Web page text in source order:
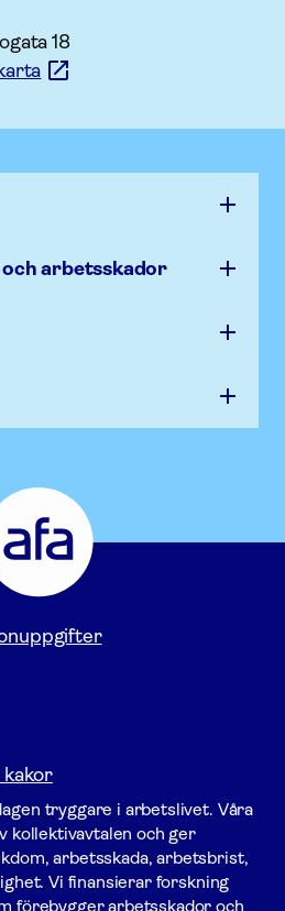
18
och arbets­skador
kakor
tryggare i arbetslivet. Våra
kollektivavtalen och ger
arbetsskada, arbetsbrist,
Vi finansierar forskning
förebygger arbets­skador och